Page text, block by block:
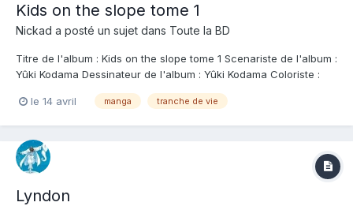
Kids on the slope tome 1
Nickad a posté un sujet dans Toute la BD
Titre de l'album : Kids on the slope tome 1 Scenariste de l'album :
Yûki Kodama Dessinateur de l'album : Yûki Kodama Coloriste :
de l'été 1966. Kaoru quitte Yokosuka pour rejoindre un lycée de
le 14 avril manga tranche de vie
Lyndon